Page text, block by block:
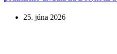
25. júna 2026